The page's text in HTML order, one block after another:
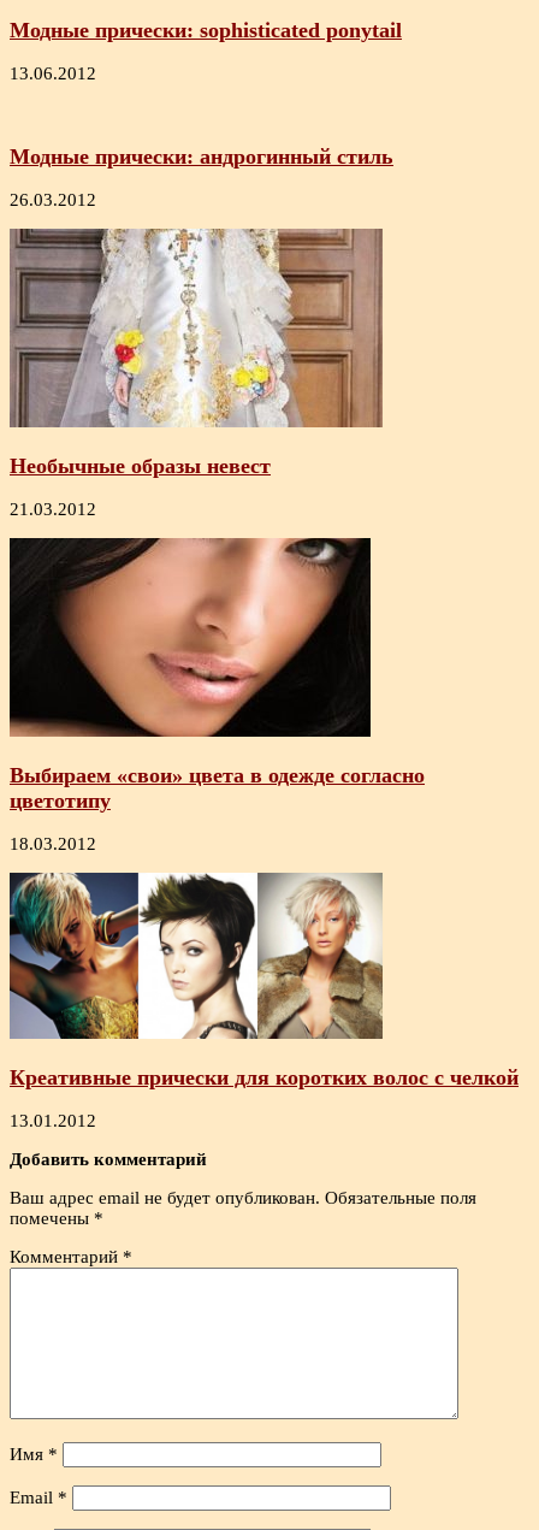
Модные прически: sophisticated рonytail
13.06.2012
Модные прически: андрогинный стиль
26.03.2012
Необычные образы невест
21.03.2012
Выбираем «свои» цвета в одежде согласно
цветотипу
18.03.2012
Креативные прически для коротких волос с челкой
13.01.2012
Добавить комментарий
Ваш адрес email не будет опубликован. Обязательные поля
помечены *
Комментарий *
Имя *
Email *